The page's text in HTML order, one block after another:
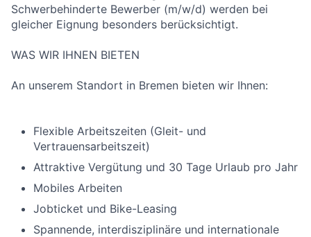
Schwerbehinderte Bewerber (m/w/d) werden bei
gleicher Eignung besonders berücksichtigt.
WAS WIR IHNEN BIETEN
An unserem Standort in Bremen bieten wir Ihnen:
Flexible Arbeitszeiten (Gleit- und
Vertrauensarbeitszeit)
Attraktive Vergütung und 30 Tage Urlaub pro Jahr
Mobiles Arbeiten
Jobticket und Bike-Leasing
Spannende, interdisziplinäre und internationale